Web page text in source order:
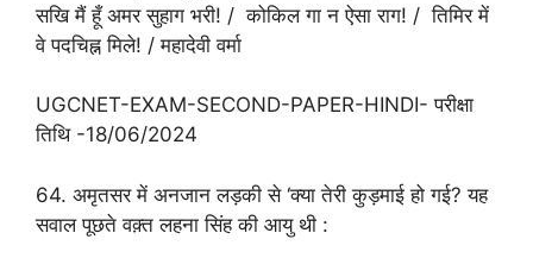
सखि मैं हूँ अमर सुहाग भरी! / कोकिल गा न ऐसा राग! / तिमिर में
वे पदचिह्न मिले! / महादेवी वर्मा
UGCNET-EXAM-SECOND-PAPER-HINDI- परीक्षा
तिथि -18/06/2024
64. अमृतसर में अनजान लड़की से ‘क्या तेरी कुड़माई हो गई? यह
सवाल पूछते वक़्त लहना सिंह की आयु थी :